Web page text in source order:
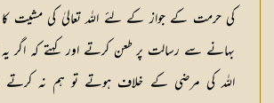
کی حرمت کے جواز کے لئے اللہ تعالیٰ کی مشیت کا
بہانے سے رسالت پر طعن کرتے اور کہتے کہ اگر
اللہ کی مرضی کے خلاف ہوتے تو ہم نہ کرتے